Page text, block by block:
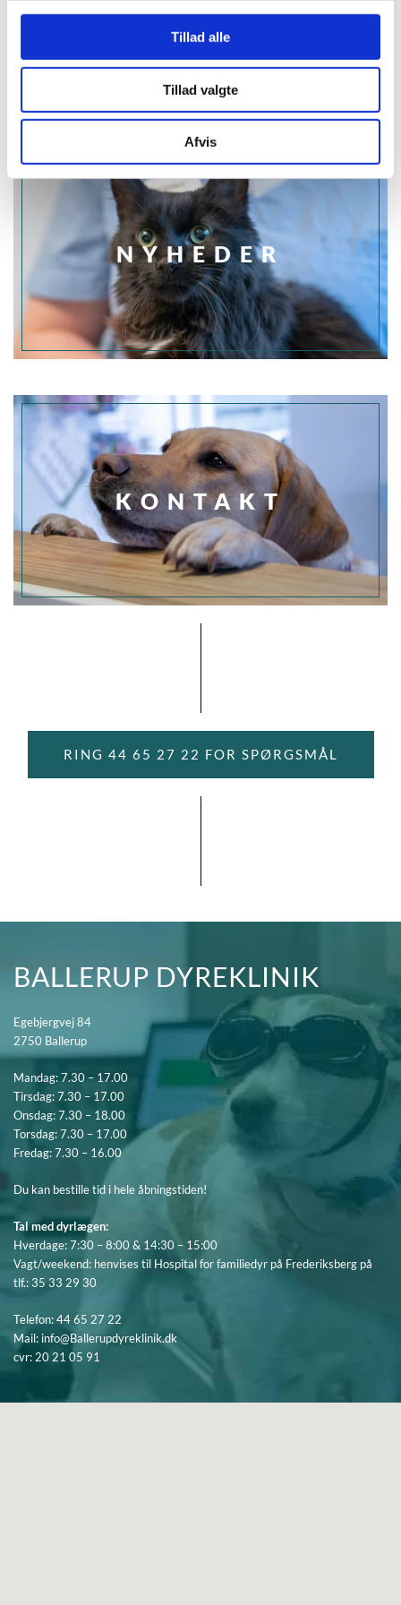
Tillad alle
Tillad valgte
Afvis
Hos Ballerup Dyreklinik på Egebjergvej hjælper vi hundeejere i og
omkring Ballerup, Egebjerg og Skovlunde med professionel og tryg
info@ballerupdyreklinik.dk, så finder vi en tid, der passer dig og din hund.
NYHEDER
KONTAKT
RING 44 65 27 22 FOR SPØRGSMÅL
BALLERUP DYREKLINIK
Egebjergvej 84
2750 Ballerup
Mandag: 7.30 – 17.00
Tirsdag: 7.30 – 17.00
Onsdag: 7.30 – 18.00
Torsdag: 7.30 – 17.00
Fredag: 7.30 – 16.00
Du kan bestille tid i hele åbningstiden!
Tal med dyrlægen:
Hverdage: 7:30 – 8:00 & 14:30 – 15:00
Vagt/weekend: henvises til Hospital for familiedyr på Frederiksberg på
tlf.:35 33 29 30
Telefon:44 65 27 22
Mail: info@Ballerupdyreklinik.dk
cvr: 20 21 05 91